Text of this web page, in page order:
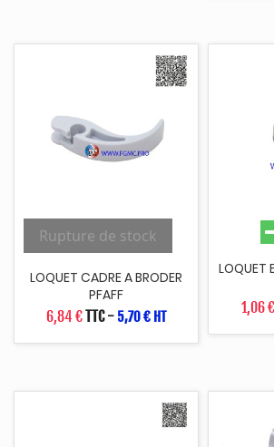
Rupture de stock
LOQUET CADRE A BRODER
PFAFF
6,84 €TTC- 5,70 € HT
LOQUET
1,06 €